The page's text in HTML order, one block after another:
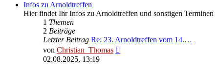
Infos zu Arnoldtreffen
Hier findet Ihr Infos zu Arnoldtreffen und sonstigen Terminen
1 Themen
2 Beiträge
Letzter Beitrag Re: 23. Arnoldtreffen vom 14.…
von Christian_Thomas
02.08.2025, 13:19